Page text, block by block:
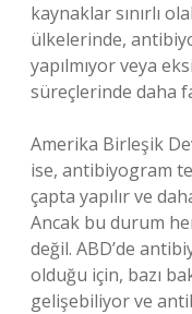
kaynaklar sınırlı
ülkelerinde,
yapılmıyor veya
süreçlerinde daha
Amerika Birleşik
ise, antibiyogram
çapta yapılır ve
Ancak bu durum
değil. ABD’de
olduğu için, bazı
gelişebiliyor ve